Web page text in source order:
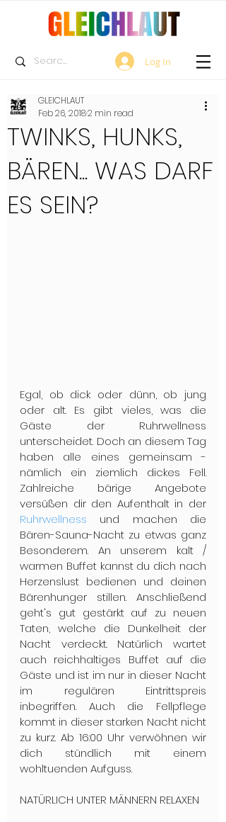
Log In
TWINKS, HUNKS,
BÄREN... WAS DARF
ES SEIN?
GLEICHLAUT
Feb 26, 20182 min read
Egal, ob dick oder dünn, ob jung
oder alt. Es gibt vieles, was die
Gäste der Ruhrwellness
unterscheidet. Doch an diesem Tag
haben alle eines gemeinsam -
nämlich ein ziemlich dickes Fell.
Zahlreiche bärige Angebote
Ruhrwellness und machen die
Bären-Sauna-Nacht zu etwas ganz
Besonderem. An unserem kalt /
warmen Buffet kannst du dich nach
Herzenslust bedienen und deinen
Bärenhunger stillen. Anschließend
geht's gut gestärkt auf zu neuen
Taten, welche die Dunkelheit der
Nacht verdeckt. Natürlich wartet
auch reichhaltiges Buffet auf die
Gäste und ist im nur in dieser Nacht
im regulären Eintrittspreis
inbegriffen. Auch die Fellpflege
kommt in dieser starken Nacht nicht
zu kurz. Ab 16:00 Uhr verwöhnen wir
dich stündlich mit einem
wohltuenden Aufguss.
NATÜRLICH UNTER MÄNNERN RELAXEN